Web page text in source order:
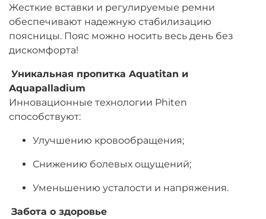
Жесткие вставки и регулируемые ремни
обеспечивают надежную стабилизацию
поясницы. Пояс можно носить весь день без
дискомфорта!
Уникальная пропитка Aquatitan и
Aquapalladium
Инновационные технологии Phiten
способствуют:
Улучшению кровообращения;
Снижению болевых ощущений;
Уменьшению усталости и напряжения.
Забота о здоровье